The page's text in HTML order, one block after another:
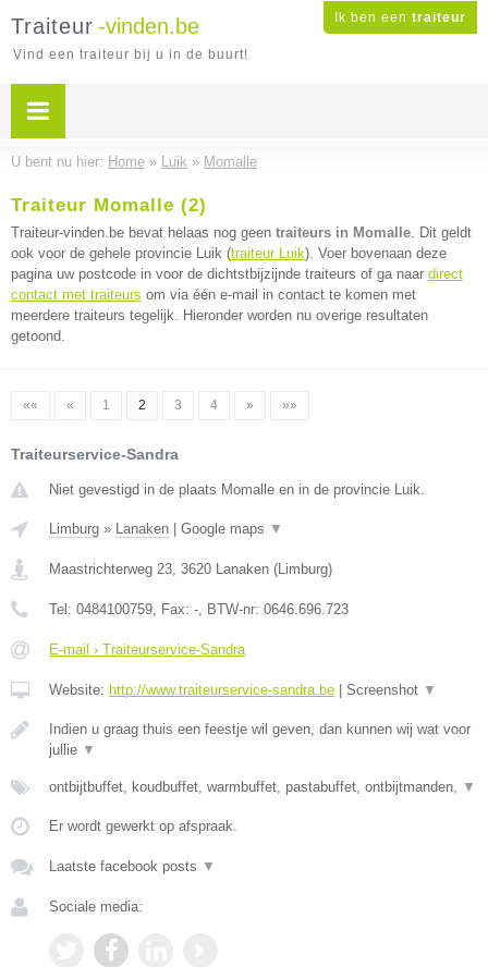
Ik ben een traiteur
Traiteur -vinden.be
Vind een traiteur bij u in de buurt!
U bent nu hier: Home » Luik » Momalle
Traiteur Momalle (2)
Traiteur-vinden.be bevat helaas nog geen traiteurs in Momalle. Dit geldt
ook voor de gehele provincie Luik (traiteur Luik). Voer bovenaan deze
pagina uw postcode in voor de dichtstbijzijnde traiteurs of ga naar direct
contact met traiteurs om via één e-mail in contact te komen met
meerdere traiteurs tegelijk. Hieronder worden nu overige resultaten
getoond.
«« « 1 2 3 4 » »»
Traiteurservice-Sandra
Niet gevestigd in de plaats Momalle en in de provincie Luik.
Limburg » Lanaken Google maps ▼
Maastrichterweg 23, 3620 Lanaken (Limburg)
Tel: 0484100759, Fax: -, BTW-nr: 0646.696.723
E-mail › Traiteurservice-Sandra
Website: http://www.traiteurservice-sandra.be Screenshot ▼
Indien u graag thuis een feestje wil geven, dan kunnen wij wat voor
jullie ▼
ontbijtbuffet, koudbuffet, warmbuffet, pastabuffet, ontbijtmanden, ▼
Er wordt gewerkt op afspraak.
Laatste facebook posts ▼
Sociale media: